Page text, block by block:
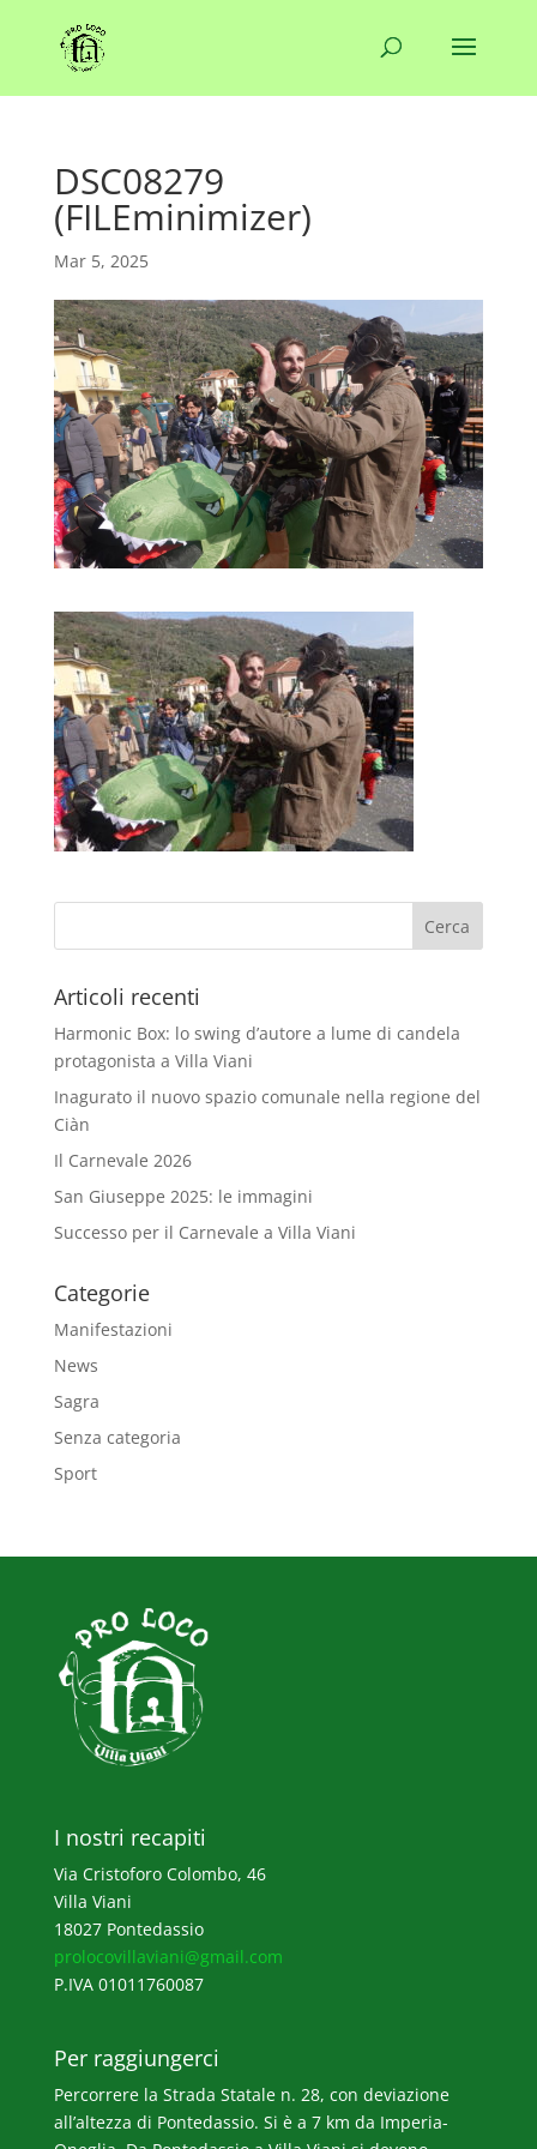
DSC08279
(FILEminimizer)
Mar 5, 2025
Articoli recenti
Harmonic Box: lo swing d’autore a lume di candela
protagonista a Villa Viani
Inagurato il nuovo spazio comunale nella regione del
Ciàn
Il Carnevale 2026
San Giuseppe 2025: le immagini
Successo per il Carnevale a Villa Viani
Categorie
Manifestazioni
News
Sagra
Senza categoria
Sport
I nostri recapiti
Via Cristoforo Colombo, 46
Villa Viani
18027 Pontedassio
prolocovillaviani@gmail.com
P.IVA 01011760087
Per raggiungerci
Percorrere la Strada Statale n. 28, con deviazione
all’altezza di Pontedassio. Si è a 7 km da Imperia-